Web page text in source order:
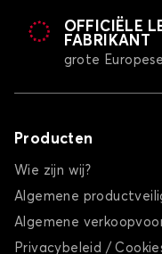
OFFICIËLE
FABRIKANT
grote
Producten
Wie zijn wij?
Algemene
Algemene
Privacybeleid /